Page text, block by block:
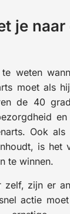
je naar
weten
moet als
de 40
Ook als
is het
te winnen.
zelf, zijn er
actie moet